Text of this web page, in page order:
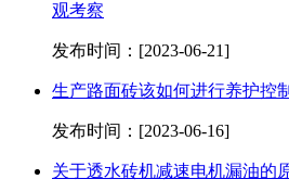
观考察
发布时间：[2023-06-21]
生产路面砖该如何进行养护控制
发布时间：[2023-06-16]
关于透水砖机减速电机漏油的